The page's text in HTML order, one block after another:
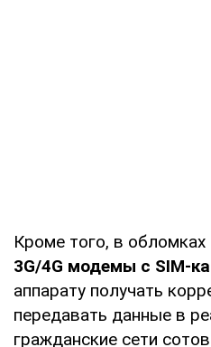
Кроме того, в обломках
3G/4G модемы с SIM-
аппарату получать
передавать данные в
гражданские сети